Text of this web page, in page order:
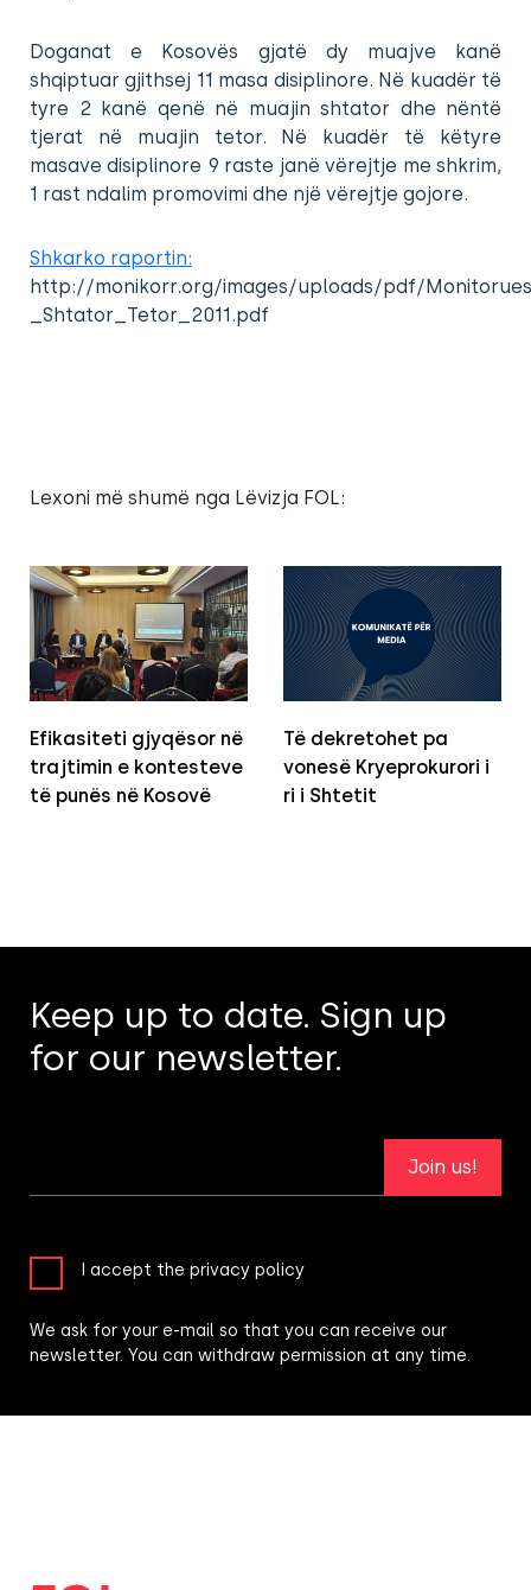
Doganat e Kosovës gjatë dy muajve kanë
shqiptuar gjithsej 11 masa disiplinore. Në kuadër të
tyre 2 kanë qenë në muajin shtator dhe nëntë
tjerat në muajin tetor. Në kuadër të këtyre
masave disiplinore 9 raste janë vërejtje me shkrim,
1 rast ndalim promovimi dhe një vërejtje gojore.
Shkarko raportin:
http://monikorr.org/images/uploads/pdf/
_Shtator_Tetor_2011.pdf
Lexoni më shumë nga Lëvizja FOL:
Efikasiteti gjyqësor në
trajtimin e kontesteve
të punës në Kosovë
Të dekretohet pa
vonesë Kryeprokurori i
ri i Shtetit
Keep up to date. Sign up
for our newsletter.
Join us!
I accept the privacy policy
We ask for your e-mail so that you can receive our
newsletter. You can withdraw permission at any time.